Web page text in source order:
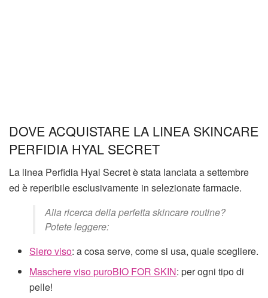
DOVE ACQUISTARE LA LINEA SKINCARE
PERFIDIA HYAL SECRET
La linea Perfidia Hyal Secret è stata lanciata a settembre
ed è reperibile esclusivamente in selezionate farmacie.
Alla ricerca della perfetta skincare routine?
Potete leggere:
Siero viso: a cosa serve, come si usa, quale scegliere.
Maschere viso puroBIO FOR SKIN: per ogni tipo di
pelle!